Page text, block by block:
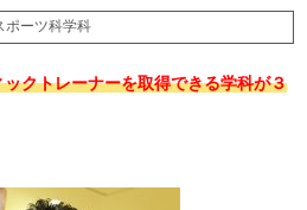
ポーツ科学科
クトレーナーを取得できる学科が３